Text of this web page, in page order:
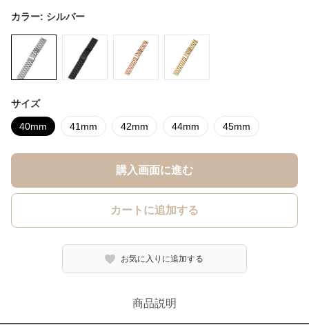
カラー: シルバー
サイズ
40mm 41mm 42mm 44mm 45mm
購入画面に進む
カートに追加する
お気に入りに追加する
商品説明